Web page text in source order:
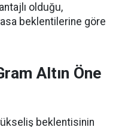
olduğu,
beklentilerine göre
Altın Öne
beklentisinin